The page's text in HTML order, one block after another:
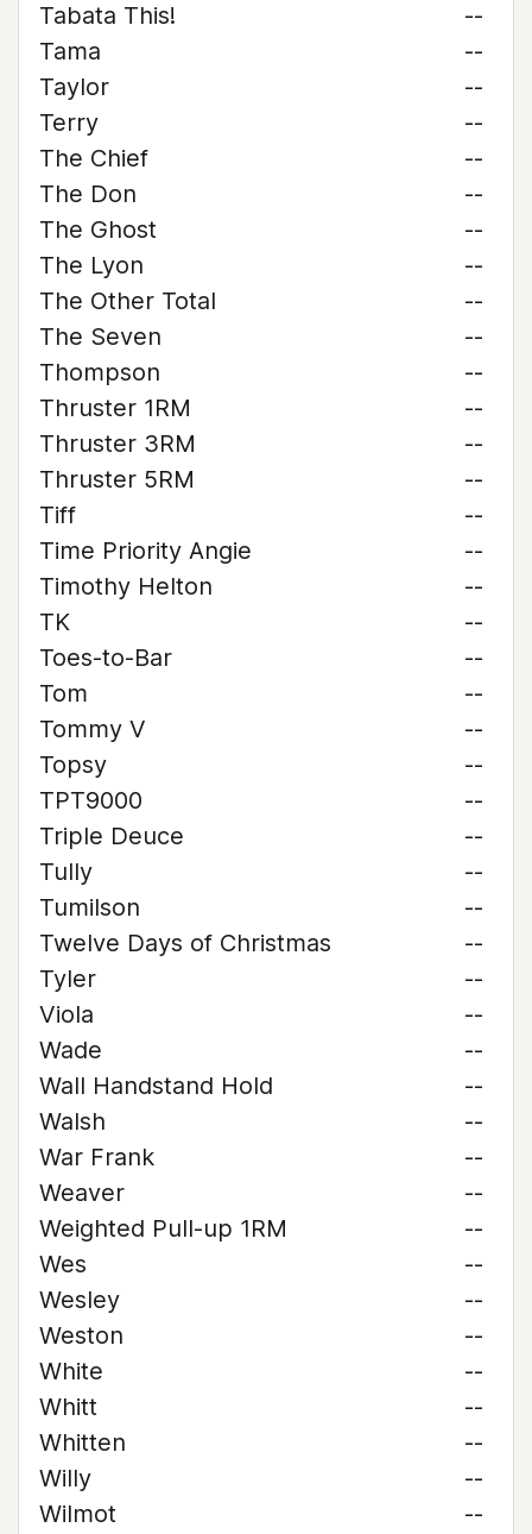
Tabata This!
--
Tama
--
Taylor
--
Terry
--
The Chief
--
The Don
--
The Ghost
--
The Lyon
--
The Other Total
--
The Seven
--
Thompson
--
Thruster 1RM
--
Thruster 3RM
--
Thruster 5RM
--
Tiff
--
Time Priority Angie
--
Timothy Helton
--
TK
--
Toes-to-Bar
--
Tom
--
Tommy V
--
Topsy
--
TPT9000
--
Triple Deuce
--
Tully
--
Tumilson
--
Twelve Days of Christmas
--
Tyler
--
Viola
--
Wade
--
Wall Handstand Hold
--
Walsh
--
War Frank
--
Weaver
--
Weighted Pull-up 1RM
--
Wes
--
Wesley
--
Weston
--
White
--
Whitt
--
Whitten
--
Willy
--
Wilmot
--